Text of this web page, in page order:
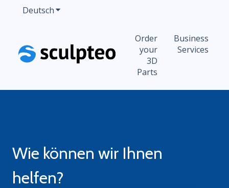
DeutschUntermenü für Übersetzungen anzeigen
Order
your
3D
Parts
Business
Services
Wie können wir Ihnen
helfen?